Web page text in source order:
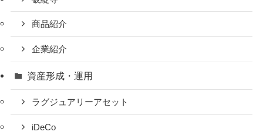
商品紹介
企業紹介
資産形成・運用
ラグジュアリーアセット
iDeCo